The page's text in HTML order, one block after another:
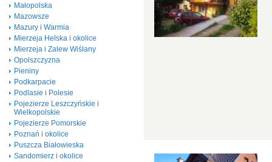
Małopolska
Mazowsze
Mazury i Warmia
Mierzeja Helska i okolice
Mierzeja i Zalew Wiślany
Opolszczyzna
Pieniny
Podkarpacie
Podlasie i Polesie
Pojezierze Leszczyńskie i
Wielkopolskie
Pojezierze Pomorskie
Poznań i okolice
Puszcza Białowieska
Sandomierz i okolice